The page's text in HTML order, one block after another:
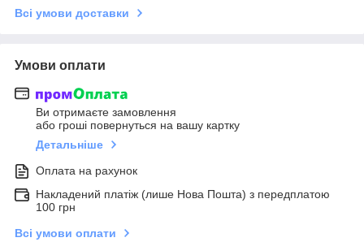
Всі умови доставки
Умови оплати
Ви отримаєте замовлення
або гроші повернуться на вашу картку
Детальніше
Оплата на рахунок
Накладений платіж (лише Нова Пошта) з передплатою
100 грн
Всі умови оплати